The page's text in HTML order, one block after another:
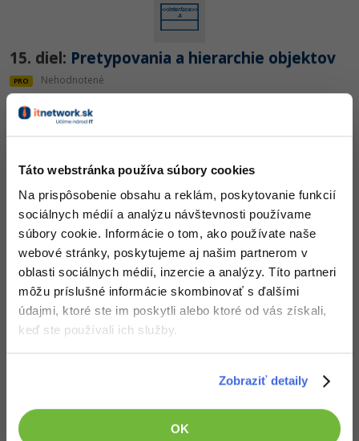
Táto webstránka používa súbory cookies
Na prispôsobenie obsahu a reklám, poskytovanie funkcií
sociálnych médií a analýzu návštevnosti používame
súbory cookie. Informácie o tom, ako používate naše
webové stránky, poskytujeme aj našim partnerom v
oblasti sociálnych médií, inzercie a analýzy. Títo partneri
môžu príslušné informácie skombinovať s ďalšími
údajmi, ktoré ste im poskytli alebo ktoré od vás získali,
keď ste používali ich služby.
Zobraziť detaily
OK
15. diel: Pretypovania a hierarchie objektov
PRO Nehodnotené
16. diel:Abstraktné trieda, porovnávanie a
preťažovanie operátorov vo VB
PRO Nehodnotené
Riešené úlohy k 14.-16.
lekciu OOP vo Visual Basic .NET
PRO